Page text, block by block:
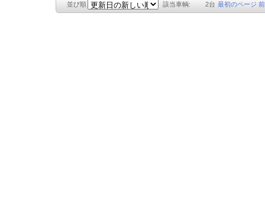
並び順 該当車輌: 2台 最初のページ